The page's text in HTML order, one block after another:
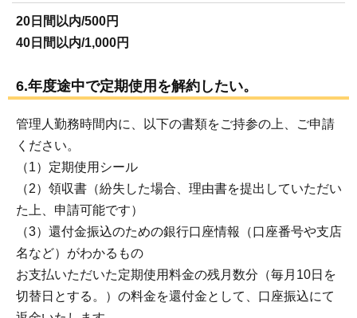
20日間以内/500円
40日間以内/1,000円
6.年度途中で定期使用を解約したい。
管理人勤務時間内に、以下の書類をご持参の上、ご申請
ください。
（1）定期使用シール
（2）領収書（紛失した場合、理由書を提出していただい
た上、申請可能です）
（3）還付金振込のための銀行口座情報（口座番号や支店
名など）がわかるもの
お支払いただいた定期使用料金の残月数分（毎月10日を
切替日とする。）の料金を還付金として、口座振込にて